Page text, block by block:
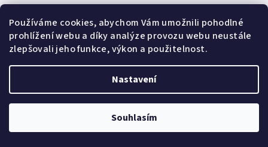
Používáme cookies, abychom Vám umožnili pohodlné
prohlížení webu a díky analýze provozu webu neustále
zlepšovali jeho funkce, výkon a použitelnost.
Nastavení
Souhlasím
Chlapecké ponožky Vlci - 3 páry v balení
145 Kč
Skladem
Detail